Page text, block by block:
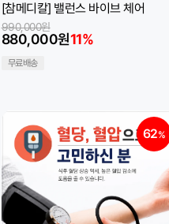
[참메디칼] 밸런스 바이브 체어
880,000원11%
990,000원
무료배송
62%